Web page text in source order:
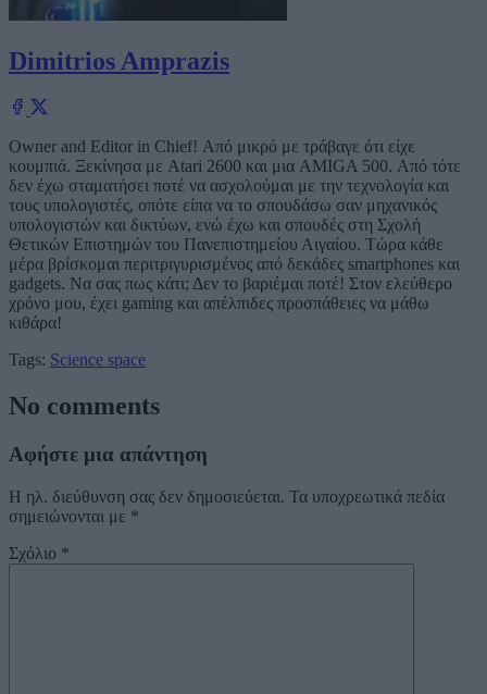
Dimitrios Amprazis
Owner and Editor in Chief! Από μικρό με τράβαγε ότι είχε
κουμπιά. Ξεκίνησα με Atari 2600 και μια AMIGA 500. Από τότε
δεν έχω σταματήσει ποτέ να ασχολούμαι με την τεχνολογία και
τους υπολογιστές, οπότε είπα να το σπουδάσω σαν μηχανικός
υπολογιστών και δικτύων, ενώ έχω και σπουδές στη Σχολή
Θετικών Επιστημών του Πανεπιστημείου Αιγαίου. Τώρα κάθε
μέρα βρίσκομαι περιτριγυρισμένος από δεκάδες smartphones και
gadgets. Να σας πως κάτι; Δεν το βαριέμαι ποτέ! Στον ελεύθερο
χρόνο μου, έχει gaming και απέλπιδες προσπάθειες να μάθω
κιθάρα!
Tags: Science space
No comments
Αφήστε μια απάντηση
Η ηλ. διεύθυνση σας δεν δημοσιεύεται. Τα υποχρεωτικά πεδία
σημειώνονται με *
Σχόλιο *